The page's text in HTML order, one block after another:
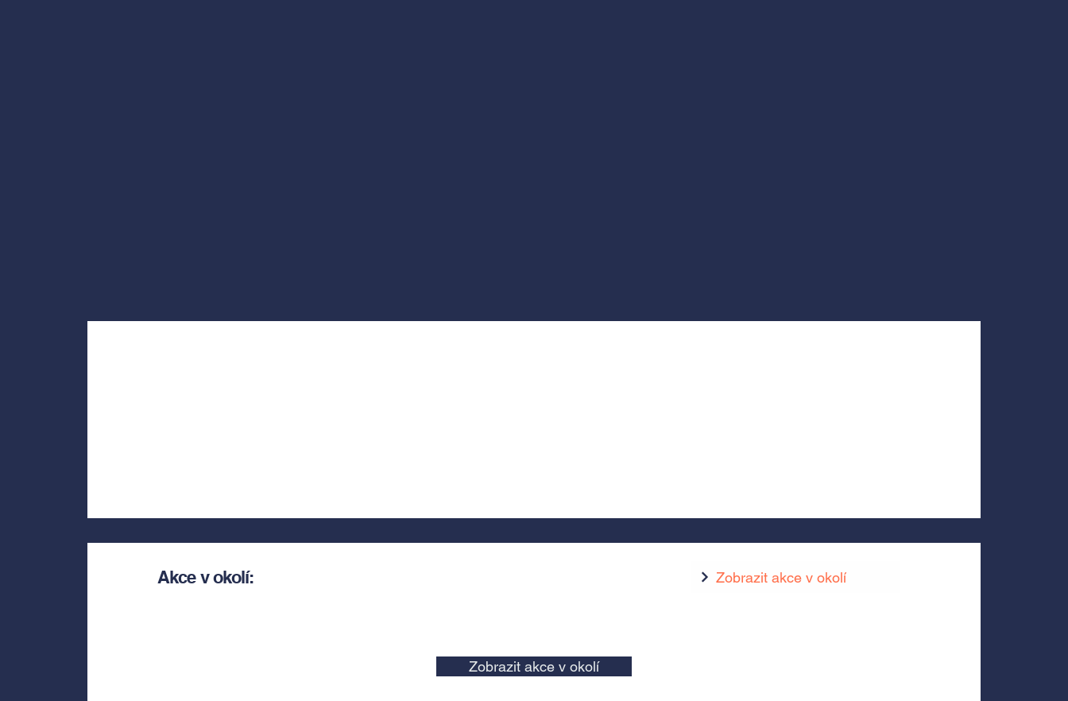
Akce v okolí: Zobrazit akce v okolí
Zobrazit akce v okolí